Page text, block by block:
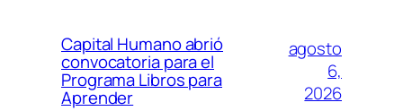
Capital Humano abrió
convocatoria para el
Programa Libros para
Aprender
agosto
6,
2026